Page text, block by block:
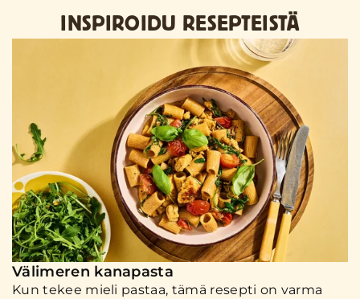
INSPIROIDU RESEPTEISTÄ
Välimeren kanapasta
Kun tekee mieli pastaa, tämä resepti on varma